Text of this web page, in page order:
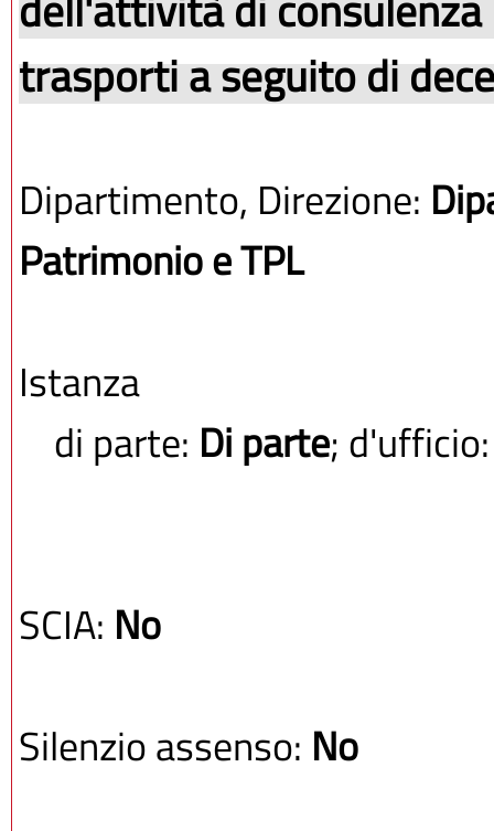
trasporti a seguito di
Dipartimento, Direzione:
Patrimonio e TPL
Istanza
di parte: Di parte;
SCIA: No
Silenzio assenso: No